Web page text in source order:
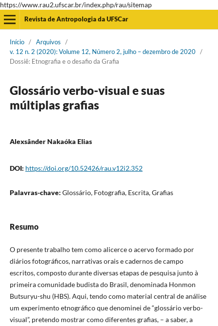
https://www.rau2.ufscar.br/index.php/rau/sitemap
Revista de Antropologia da UFSCar
Início / Arquivos
/
v. 12 n. 2 (2020): Volume 12, Número 2, julho – dezembro de 2020 /
Dossiê: Etnografia e o desafio da Grafia
Glossário verbo-visual e suas
múltiplas grafias
Alexsânder Nakaóka Elias
DOI: https://doi.org/10.52426/rau.v12i2.352
Palavras-chave: Glossário, Fotografia, Escrita, Grafias
Resumo
O presente trabalho tem como alicerce o acervo formado por
diários fotográficos, narrativas orais e cadernos de campo
escritos, composto durante diversas etapas de pesquisa junto à
primeira comunidade budista do Brasil, denominada Honmon
Butsuryu-shu (HBS). Aqui, tendo como material central de análise
um experimento etnográfico que denominei de “glossário verbo-
visual”, pretendo mostrar como diferentes grafias, – a saber, a